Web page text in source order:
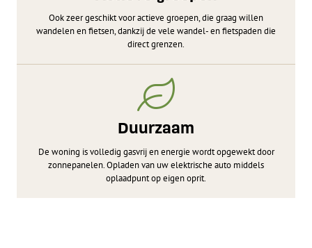
Ook zeer geschikt voor actieve groepen, die graag willen
wandelen en fietsen, dankzij de vele wandel- en fietspaden die
direct grenzen.
Duurzaam
De woning is volledig gasvrij en energie wordt opgewekt door
zonnepanelen. Opladen van uw elektrische auto middels
oplaadpunt op eigen oprit.